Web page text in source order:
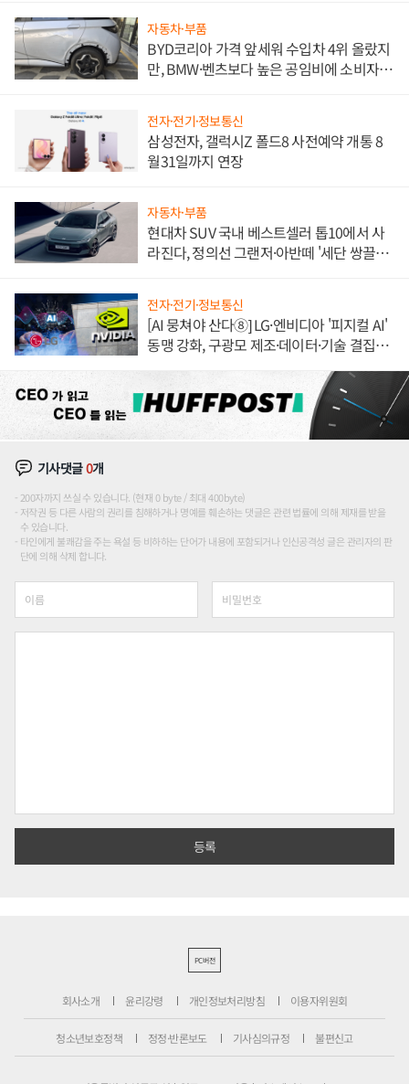
자동차·부품
BYD코리아 가격 앞세워 수입차 4위 올랐지
만, BMW·벤츠보다 높은 공임비에 소비자
전자·전기·정보통신
삼성전자, 갤럭시Z 폴드8 사전예약 개통 8
월31일까지 연장
자동차·부품
현대차 SUV 국내 베스트셀러 톱10에서 사
라진다, 정의선 그랜저·아반떼 '세단 쌍끌
전자·전기·정보통신
[AI 뭉쳐야 산다⑧] LG·엔비디아 '피지컬 AI'
동맹 강화, 구광모 제조·데이터·기술 결집
기사댓글0개
200자까지 쓰실 수 있습니다. (현재 0 byte / 최대 400byte)
저작권 등 다른 사람의 권리를 침해하거나 명예를 훼손하는 댓글은 관련 법률에 의해 제재를 받을
수 있습니다.
타인에게 불쾌감을 주는 욕설 등 비하하는 단어가 내용에 포함되거나 인신공격성 글은 관리자의 판
단에 의해 삭제 합니다.
PC버전
회사소개 윤리강령 개인정보처리방침 이용자위원회
청소년보호정책 정정·반론보도 기사심의규정 불편신고